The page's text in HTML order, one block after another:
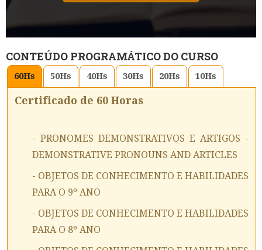
CONTEÚDO PROGRAMÁTICO DO CURSO
60Hs 50Hs 40Hs 30Hs 20Hs 10Hs
Certificado de 60 Horas
- PRONOMES DEMONSTRATIVOS E ARTIGOS -
DEMONSTRATIVE PRONOUNS AND ARTICLES
- OBJETOS DE CONHECIMENTO E HABILIDADES
PARA O 9º ANO
- OBJETOS DE CONHECIMENTO E HABILIDADES
PARA O 8º ANO